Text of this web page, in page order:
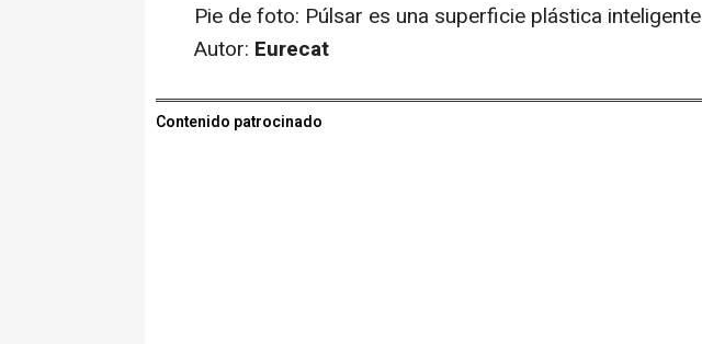
Pie de foto: Púlsar es una superficie plástica inteligente
Autor: Eurecat
Contenido patrocinado